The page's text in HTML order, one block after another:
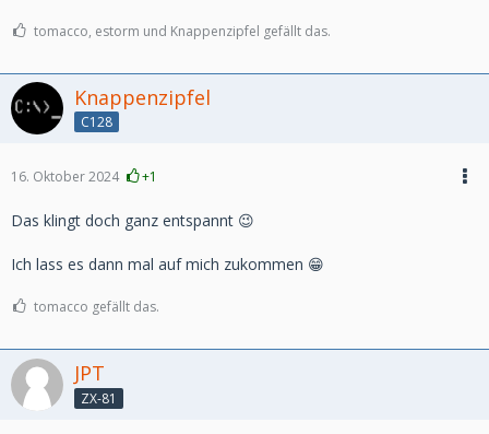
tomacco, estorm und Knappenzipfel gefällt das.
Knappenzipfel
C128
16. Oktober 2024 +1
Das klingt doch ganz entspannt 😉
Ich lass es dann mal auf mich zukommen 😁
tomacco gefällt das.
JPT
ZX-81